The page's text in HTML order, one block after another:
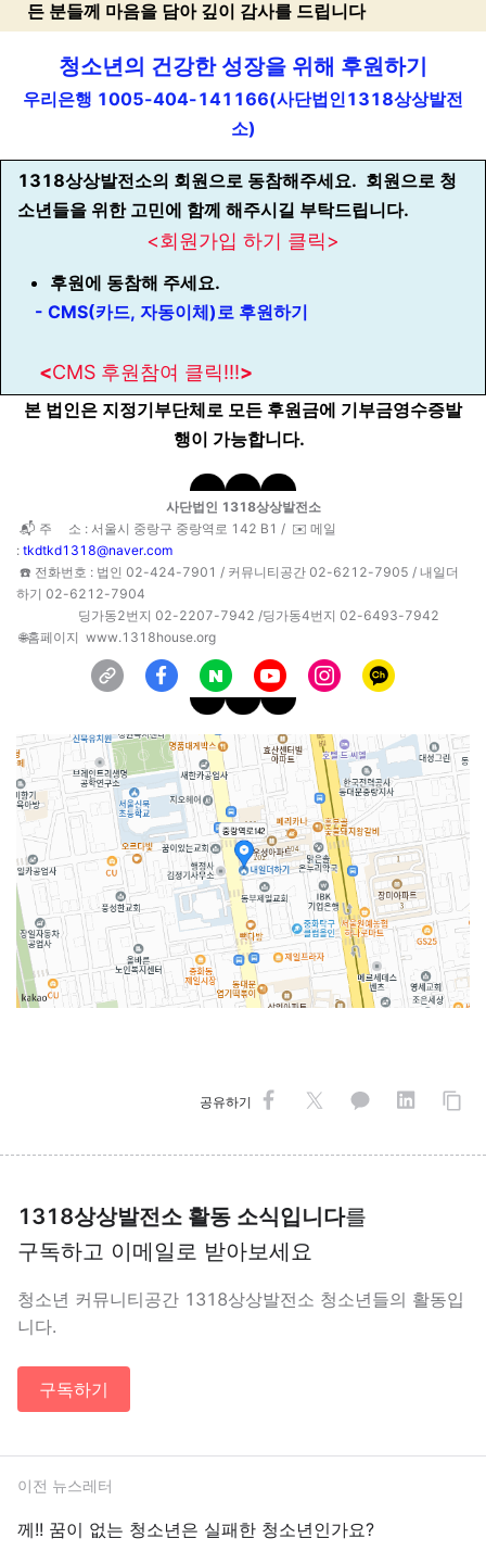
든 분들께 마음을 담아 깊이 감사를 드립니다
청소년의 건강한 성장을 위해 후원하기
우리은행 1005-404-141166(사단법인1318상상발전
소)
1318상상발전소의 회원으로 동참해주세요. 회원으로 청
소년들을 위한 고민에 함께 해주시길 부탁드립니다.
<회원가입 하기 클릭>
후원에 동참해 주세요.
- CMS(카드, 자동이체)로 후원하기
<CMS 후원참여 클릭!!!>
본 법인은 지정기부단체로 모든 후원금에 기부금영수증발
행이 가능합니다.
사단법인 1318상상발전소
📬 주 소 : 서울시 중랑구 중랑역로 142 B1 / ✉️ 메일
: tkdtkd1318@naver.com
☎️ 전화번호 : 법인 02-424-7901 / 커뮤니티공간 02-6212-7905 / 내일더
하기 02-6212-7904
딩가동2번지 02-2207-7942 /딩가동4번지 02-6493-7942
🌐홈페이지 www.1318house.org
공유하기
1318상상발전소 활동 소식입니다를
구독하고 이메일로 받아보세요
청소년 커뮤니티공간 1318상상발전소 청소년들의 활동입
니다.
구독하기
이전 뉴스레터
께!! 꿈이 없는 청소년은 실패한 청소년인가요?